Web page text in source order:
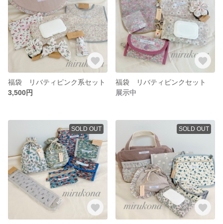
福袋 リバティピンク系セット
3,500円
福袋 リバティピンクセット
展示中
SOLD OUT SOLD OUT